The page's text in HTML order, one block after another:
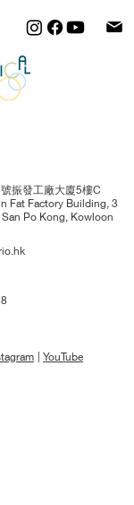
振發工廠大廈5樓C
Fat Factory Building, 3
San Po Kong, Kowloon
| YouTube